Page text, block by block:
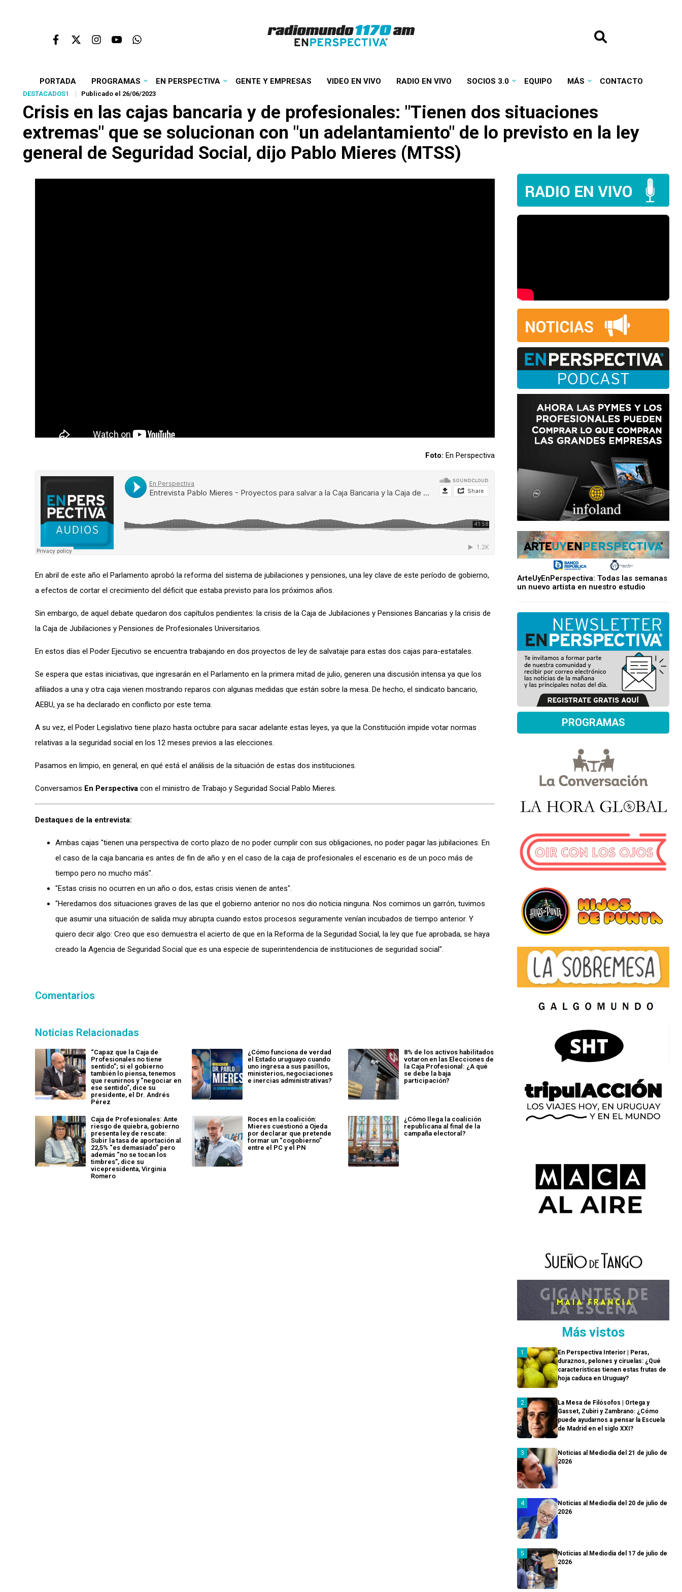
PORTADA PROGRAMAS EN PERSPECTIVA GENTE Y EMPRESAS VIDEO EN VIVO RADIO EN VIVO SOCIOS 3.0 EQUIPO MÁS CONTACTO
DESTACADOS1 Publicado el 26/06/2023
Crisis en las cajas bancaria y de profesionales: "Tienen dos situaciones
extremas" que se solucionan con "un adelantamiento" de lo previsto en la ley
general de Seguridad Social, dijo Pablo Mieres (MTSS)
Foto: En Perspectiva
En abril de este año el Parlamento aprobó la reforma del sistema de jubilaciones y pensiones, una ley clave de este período de gobierno,
a efectos de cortar el crecimiento del déficit que estaba previsto para los próximos años.
Sin embargo, de aquel debate quedaron dos capítulos pendientes: la crisis de la Caja de Jubilaciones y Pensiones Bancarias y la crisis de
la Caja de Jubilaciones y Pensiones de Profesionales Universitarios.
En estos días el Poder Ejecutivo se encuentra trabajando en dos proyectos de ley de salvataje para estas dos cajas para-estatales.
Se espera que estas iniciativas, que ingresarán en el Parlamento en la primera mitad de julio, generen una discusión intensa ya que los
afiliados a una y otra caja vienen mostrando reparos con algunas medidas que están sobre la mesa. De hecho, el sindicato bancario,
AEBU, ya se ha declarado en conflicto por este tema.
A su vez, el Poder Legislativo tiene plazo hasta octubre para sacar adelante estas leyes, ya que la Constitución impide votar normas
relativas a la seguridad social en los 12 meses previos a las elecciones.
Pasamos en limpio, en general, en qué está el análisis de la situación de estas dos instituciones.
Conversamos En Perspectiva con el ministro de Trabajo y Seguridad Social Pablo Mieres.
Destaques de la entrevista:
Ambas cajas "tienen una perspectiva de corto plazo de no poder cumplir con sus obligaciones, no poder pagar las jubilaciones. En
el caso de la caja bancaria es antes de fin de año y en el caso de la caja de profesionales el escenario es de un poco más de
tiempo pero no mucho más".
"Estas crisis no ocurren en un año o dos, estas crisis vienen de antes".
"Heredamos dos situaciones graves de las que el gobierno anterior no nos dio noticia ninguna. Nos comimos un garrón, tuvimos
que asumir una situación de salida muy abrupta cuando estos procesos seguramente venían incubados de tiempo anterior. Y
quiero decir algo: Creo que eso demuestra el acierto de que en la Reforma de la Seguridad Social, la ley que fue aprobada, se haya
creado la Agencia de Seguridad Social que es una especie de superintendencia de instituciones de seguridad social".
Comentarios
Noticias Relacionadas
“Capaz que la Caja de
Profesionales no tiene
sentido”; si el gobierno
también lo piensa, tenemos
que reunirnos y “negociar en
ese sentido”, dice su
presidente, el Dr. Andrés
Pérez
¿Cómo funciona de verdad
el Estado uruguayo cuando
uno ingresa a sus pasillos,
ministerios, negociaciones
e inercias administrativas?
8% de los activos habilitados
votaron en las Elecciones de
la Caja Profesional: ¿A qué
se debe la baja
participación?
Caja de Profesionales: Ante
riesgo de quiebra, gobierno
presenta ley de rescate:
Subir la tasa de aportación al
22,5% “es demasiado” pero
además “no se tocan los
timbres”, dice su
vicepresidenta, Virginia
Romero
Roces en la coalición:
Mieres cuestionó a Ojeda
por declarar que pretende
formar un “cogobierno”
entre el PC y el PN
¿Cómo llega la coalición
republicana al final de la
campaña electoral?
ArteUyEnPerspectiva: Todas las semanas
un nuevo artista en nuestro estudio
PROGRAMAS
Más vistos
En Perspectiva Interior | Peras,
duraznos, pelones y ciruelas: ¿Qué
características tienen estas frutas de
hoja caduca en Uruguay?
La Mesa de Filósofos | Ortega y
Gasset, Zubiri y Zambrano: ¿Cómo
puede ayudarnos a pensar la Escuela
de Madrid en el siglo XXI?
Noticias al Mediodía del 21 de julio de
2026
Noticias al Mediodía del 20 de julio de
2026
Noticias al Mediodía del 17 de julio de
2026